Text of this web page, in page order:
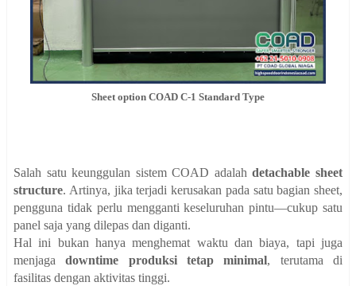
Sheet option COAD C-1 Standard Type
Salah satu keunggulan sistem COAD adalahdetachable sheet
structure. Artinya, jika terjadi kerusakan pada satu bagian sheet,
pengguna tidak perlu mengganti keseluruhan pintu—cukup satu
panel saja yang dilepas dan diganti.
Hal ini bukan hanya menghemat waktu dan biaya, tapi juga
menjagadowntime produksi tetap minimal, terutama di
fasilitas dengan aktivitas tinggi.